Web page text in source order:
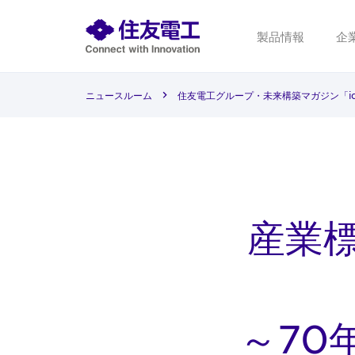
製品情報 企
ニュースルーム 住友電工グループ・未来構築マガジン「
産業
～70